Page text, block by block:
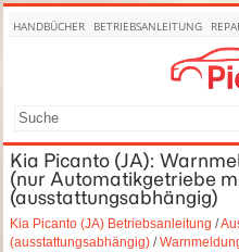
HANDBÜCHER BETRIEBSANLEITUNG
Kia Picanto (JA):
(nur Automatikgetriebe
(ausstattungsabhängig)
Kia Picanto (JA) Betriebsanleitung /
(ausstattungsabhängig) /